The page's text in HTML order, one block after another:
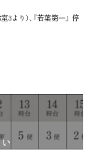
より）、『若葉第⼀』 停